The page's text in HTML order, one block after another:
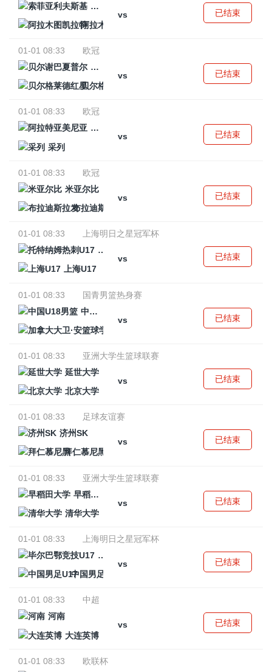
索菲亚利夫斯基
vs
阿拉木图凯拉特
已结束
01-01 08:33
欧冠
贝尔谢巴夏普尔
vs
贝尔格莱德红星
已结束
01-01 08:33
欧冠
阿拉特亚美尼亚
vs
采列
已结束
01-01 08:33
欧冠
米亚尔比
vs
布拉迪斯拉发
已结束
01-01 08:33
上海明日之星冠军杯
托特纳姆热刺U17
vs
上海U17
已结束
01-01 08:33
国青男篮热身赛
中国U18男篮
vs
已结束
01-01 08:33
亚洲大学生篮球联赛
延世大学
vs
北京大学
已结束
01-01 08:33
足球友谊赛
济州SK
vs
拜仁慕尼黑
已结束
01-01 08:33
亚洲大学生篮球联赛
早稻田大学
vs
清华大学
已结束
01-01 08:33
上海明日之星冠军杯
毕尔巴鄂竞技U17
vs
中国男足U17
已结束
01-01 08:33
中超
河南
vs
大连英博
已结束
01-01 08:33
欧联杯